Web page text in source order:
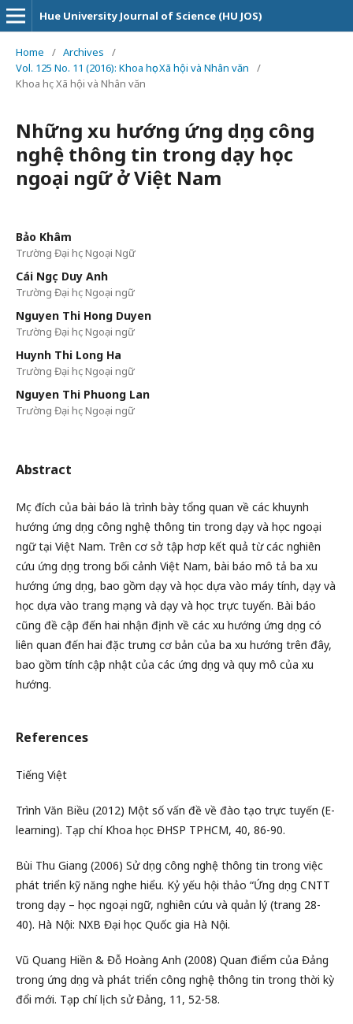
Hue University Journal of Science (HU JOS)
Home / Archives
/
Vol. 125 No. 11 (2016): Khoa học Xã hội và Nhân văn
/
Khoa học Xã hội và Nhân văn
Những xu hướng ứng dụng công
nghệ thông tin trong dạy học
ngoại ngữ ở Việt Nam
Bảo Khâm
Trường Đại học Ngoại Ngữ
Cái Ngọc Duy Anh
Trường Đại học Ngoại ngữ
Nguyen Thi Hong Duyen
Trường Đại học Ngoại ngữ
Huynh Thi Long Ha
Trường Đại học Ngoại ngữ
Nguyen Thi Phuong Lan
Trường Đại học Ngoại ngữ
Abstract
Mục đích của bài báo là trình bày tổng quan về các khuynh
hướng ứng dụng công nghệ thông tin trong dạy và học ngoại
ngữ tại Việt Nam. Trên cơ sở tập hơp kết quả từ các nghiên
cứu ứng dụng trong bối cảnh Việt Nam, bài báo mô tả ba xu
hướng ứng dụng, bao gồm dạy và học dựa vào máy tính, dạy và
học dựa vào trang mạng và dạy và học trực tuyến. Bài báo
cũng đề cập đến hai nhận định về các xu hướng ứng dụng có
liên quan đến hai đặc trưng cơ bản của ba xu hướng trên đây,
bao gồm tính cập nhật của các ứng dụng và quy mô của xu
hướng.
References
Tiếng Việt
Trình Văn Biều (2012) Một số vấn đề về đào tạo trực tuyến (E-
learning). Tạp chí Khoa học ĐHSP TPHCM, 40, 86-90.
Bùi Thu Giang (2006) Sử dụng công nghệ thông tin trong việc
phát triển kỹ năng nghe hiểu. Kỷ yếu hội thảo “Ứng dụng CNTT
trong dạy – học ngoại ngữ, nghiên cứu và quản lý (trang 28-
40). Hà Nội: NXB Đại học Quốc gia Hà Nội.
Vũ Quang Hiền & Đỗ Hoàng Anh (2008) Quan điểm của Đảng
trong ứng dụng và phát triển công nghệ thông tin trong thời kỳ
đổi mới. Tạp chí lịch sử Đảng, 11, 52-58.